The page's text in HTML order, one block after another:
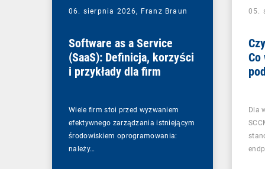
06. sierpnia 2026, Franz Braun
Software as a Service
(SaaS): Definicja, korzyści
i przykłady dla firm
Wiele firm stoi przed wyzwaniem
efektywnego zarządzania istniejącym
środowiskiem oprogramowania:
należy…
05.
Co
Dla